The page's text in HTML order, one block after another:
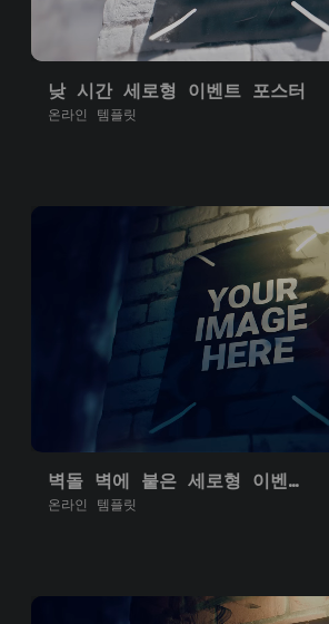
낮 시간 세로형 이벤트 포스터
온라인 템플릿
벽돌 벽에 붙은 세로형 이벤트 포스터
온라인 템플릿